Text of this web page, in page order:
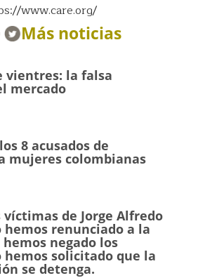
www.care.org/
Más noticias
vientres: la falsa
mercado
8 acusados de
mujeres colombianas
víctimas de Jorge Alfredo
hemos renunciado a la
negado los
hemos solicitado que la
se detenga.